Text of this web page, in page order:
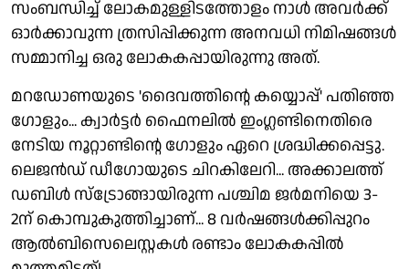
സംബന്ധിച്ച് ലോകമുള്ളിടത്തോളം നാൾ അവർക്ക്
ഓർക്കാവുന്ന ത്രസിപ്പിക്കുന്ന അനവധി നിമിഷങ്ങൾ
സമ്മാനിച്ച ഒരു ലോകകപ്പായിരുന്നു അത്.
മറഡോണയുടെ 'ദൈവത്തിൻ്റെ കയ്യൊപ്പ്' പതിഞ്ഞ
ഗോളും... ക്വാർട്ടർ ഫൈനലിൽ ഇംഗ്ലണ്ടിനെതിരെ
നേടിയ നൂറ്റാണ്ടിൻ്റെ ഗോളും ഏറെ ശ്രദ്ധിക്കപ്പെട്ടു.
ലെജൻഡ് ഡീഗോയുടെ ചിറകിലേറി... അക്കാലത്ത്
ഡബിൾ സ്ട്രോങ്ങായിരുന്ന പശ്ചിമ ജർമനിയെ 3-
2ന് കൊമ്പുകുത്തിച്ചാണ്... 8 വർഷങ്ങൾക്കിപ്പുറം
ആൽബിസെലെസ്റ്റകൾ രണ്ടാം ലോകകപ്പിൽ